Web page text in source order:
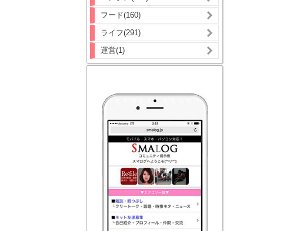
フード(160)
ライフ(291)
運営(1)